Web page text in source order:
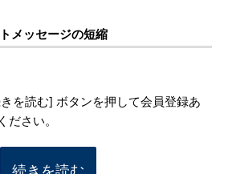
メッセージの短縮
を読む] ボタンを押して会員登録あ
ださい。
続きを読む